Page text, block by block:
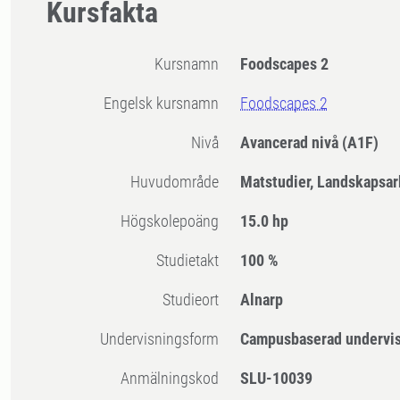
Kursfakta
Kursnamn Foodscapes 2
Engelsk kursnamn Foodscapes 2
Nivå Avancerad nivå (A1F)
Huvudområde Matstudier,
högskolepoäng 15.0 hp
Studietakt 100 %
Studieort Alnarp
Undervisningsform Campusbaserad
Anmälningskod SLU-10039